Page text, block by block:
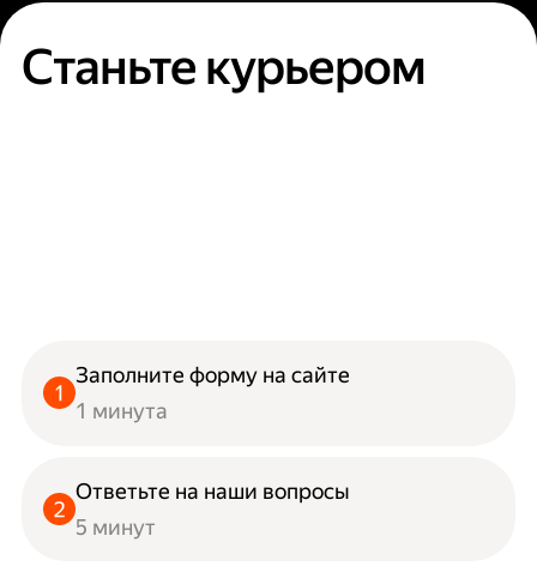
Станьте курьером
Заполните форму на сайте
1 минута
Ответьте на наши вопросы
5 минут